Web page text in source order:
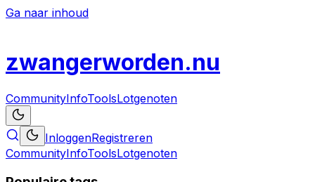
Ga naar inhoud
zwangerworden.nu
CommunityInfoToolsLotgenoten
InloggenRegistreren
CommunityInfoToolsLotgenoten